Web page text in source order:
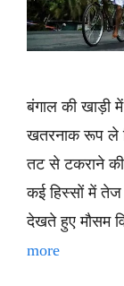
बंगाल की खाड़ी
खतरनाक रूप ले
तट से टकराने
कई हिस्सों में तेज
देखते हुए मौसम
more